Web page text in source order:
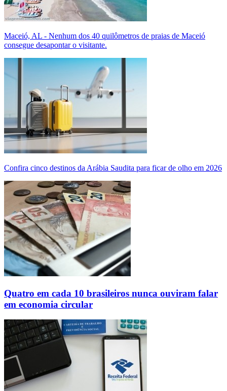
Maceió, AL - Nenhum dos 40 quilômetros de praias de Maceió
consegue desapontar o visitante.
Confira cinco destinos da Arábia Saudita para ficar de olho em 2026
Quatro em cada 10 brasileiros nunca ouviram falar
em economia circular